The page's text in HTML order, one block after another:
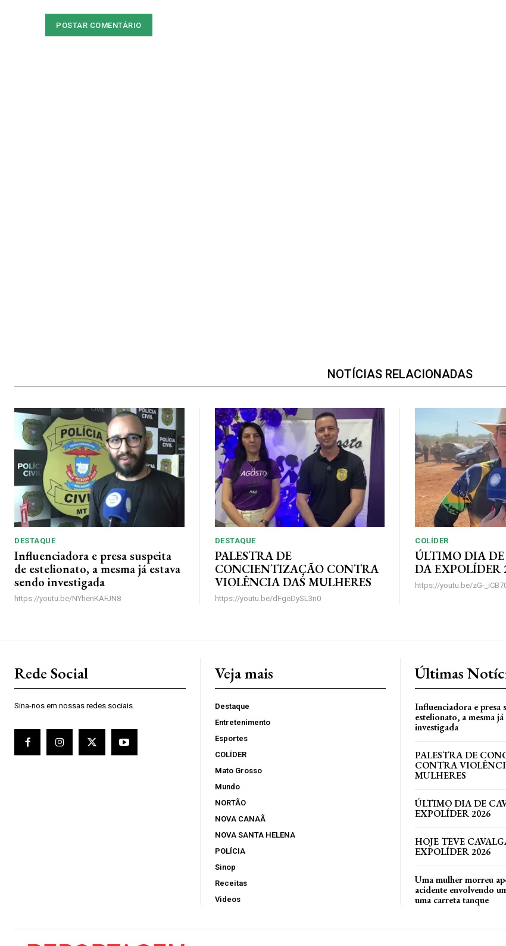
NOTÍCIAS RELACIONADAS
DESTAQUE
Influenciadora e presa suspeita
de estelionato, a mesma já estava
sendo investigada
https://youtu.be/NYhenKAFJN8
DESTAQUE
PALESTRA DE
CONCIENTIZAÇÃO CONTRA
VIOLÊNCIA DAS MULHERES
https://youtu.be/dFgeDySL3n0
COLÍDER
ÚLTIMO DIA
DA EXPOLÍDER
https://youtu.be/zG-
Rede Social
Sina-nos em nossas redes sociais.
Veja mais
Destaque
Entretenimento
Esportes
COLÍDER
Mato Grosso
Mundo
NORTÃO
NOVA CANAÃ
NOVA SANTA HELENA
POLÍCIA
Sinop
Receitas
Videos
Últimas
Influenciadora e presa
estelionato, a mesma já
investigada
PALESTRA DE
CONTRA
MULHERES
ÚLTIMO DIA DE
EXPOLÍDER 2026
HOJE TEVE
EXPOLÍDER 2026
Uma mulher morreu
acidente envolvendo
uma carreta tanque